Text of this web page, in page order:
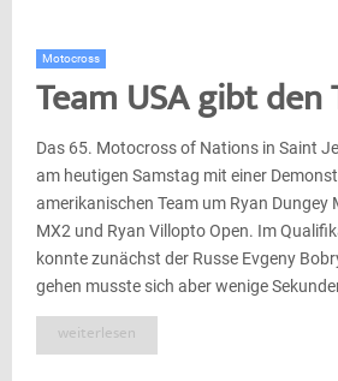
Motocross
Team USA gibt den
Das 65. Motocross of Nations in Saint
am heutigen Samstag mit einer
amerikanischen Team um Ryan Dungey
MX2 und Ryan Villopto Open. Im
konnte zunächst der Russe Evgeny
gehen musste sich aber wenige
weiterlesen